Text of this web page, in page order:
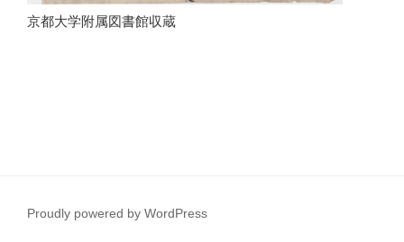
京都大学附属図書館収蔵
Proudly powered by WordPress